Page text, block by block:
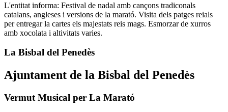
L'entitat informa: Festival de nadal amb cançons tradiconals
catalans, angleses i versions de la marató. Visita dels patges reials
per entregar la cartes els majestats reis mags. Esmorzar de xurros
amb xocolata i altivitats varies.
La Bisbal del Penedès
Ajuntament de la Bisbal del Penedès
Vermut Musical per La Marató